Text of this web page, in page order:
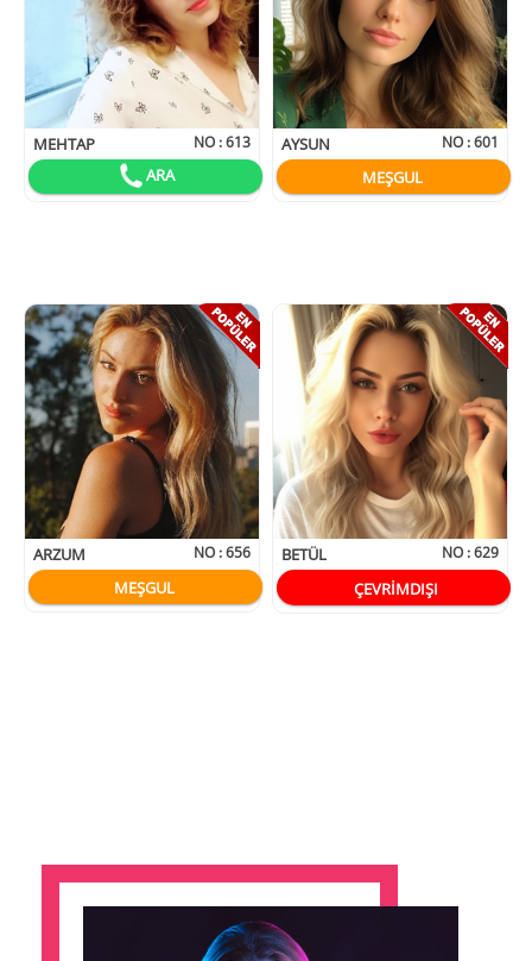
MEHTAP NO :613
ARA
AYSUN NO :601
MEŞGUL
ARZUM NO :656
MEŞGUL
BETÜL NO :629
ÇEVRİMDIŞI